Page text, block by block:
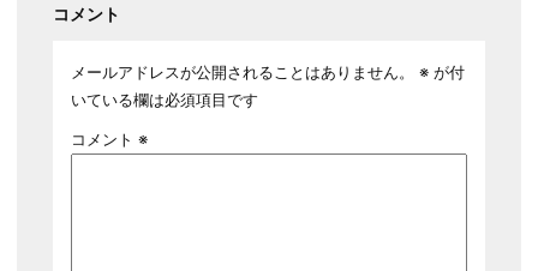
コメント
メールアドレスが公開されることはありません。 ※が付
いている欄は必須項目です
コメント ※